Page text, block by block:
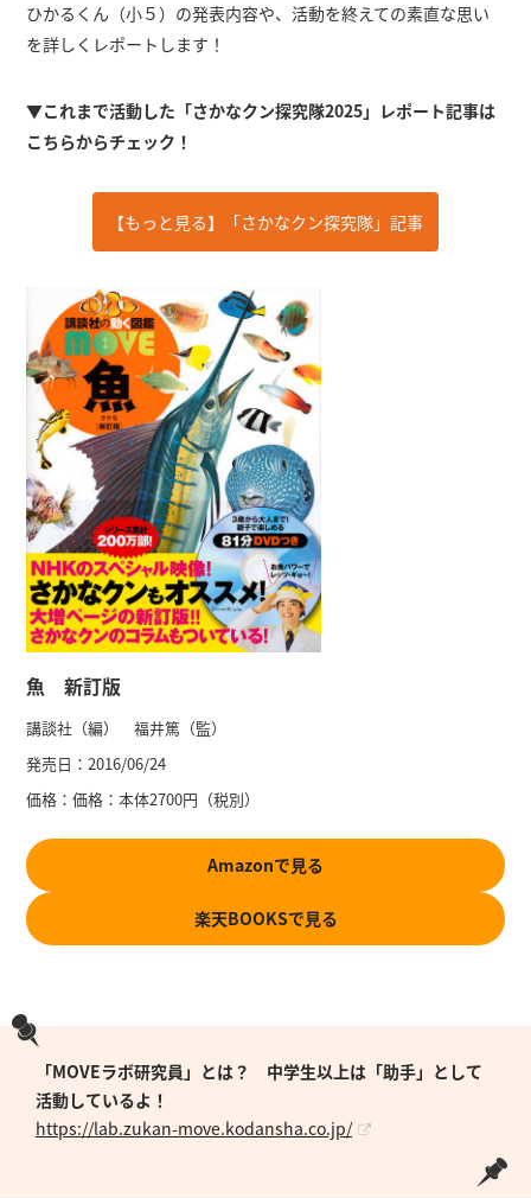
ひかるくん（小５）の発表内容や、活動を終えての素直な思い
を詳しくレポートします！
▼これまで活動した「さかなクン探究隊2025」レポート記事は
こちらからチェック！
【もっと見る】「さかなクン探究隊」記事
魚 新訂版
講談社（編） 福井篤（監）
発売日：2016/06/24
価格：価格：本体2700円（税別）
Amazonで見る
楽天BOOKSで見る
「MOVEラボ研究員」とは？ 中学生以上は「助手」として
活動しているよ！
https://lab.zukan-move.kodansha.co.jp/